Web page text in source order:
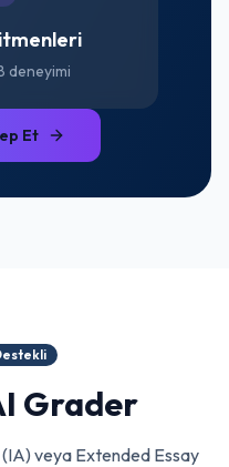
deneyimi
Et
Grader
veya Extended Essay